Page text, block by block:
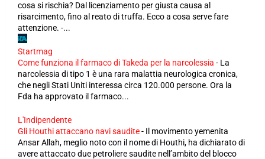
cosa si rischia? Dal licenziamento per giusta causa al
risarcimento, fino al reato di truffa. Ecco a cosa serve fare
attenzione. -...
Startmag
Come funziona il farmaco di Takeda per la narcolessia - La
narcolessia di tipo 1 è una rara malattia neurologica cronica,
che negli Stati Uniti interessa circa 120.000 persone. Ora la
Fda ha approvato il farmaco...
L'Indipendente
Gli Houthi attaccano navi saudite- Il movimento yemenita
Ansar Allah, meglio noto con il nome di Houthi, ha dichiarato di
avere attaccato due petroliere saudite nell’ambito del blocco